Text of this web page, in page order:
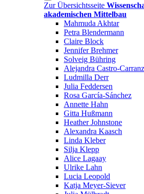
Zur Übersichtsseite
akademischen Mittelbau
Mahmuda Akhtar
Petra Blendermann
Claire Block
Jennifer Brehmer
Solveig Bühring
Alejandra Castro-
Ludmilla Derr
Julia Feddersen
Rosa García-Sánchez
Annette Hahn
Gitta Hußmann
Heather Johnstone
Alexandra Kaasch
Linda Kleber
Silja Klepp
Alice Lagaay
Ulrike Lahn
Lucia Leopold
Katja Meyer-Siever